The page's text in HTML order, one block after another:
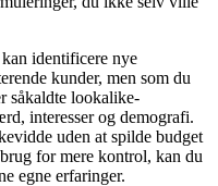
identificere nye
kunder, men som du
såkaldte lookalike-
interesser og demografi.
uden at spilde budget
for mere kontrol, kan du
egne erfaringer.